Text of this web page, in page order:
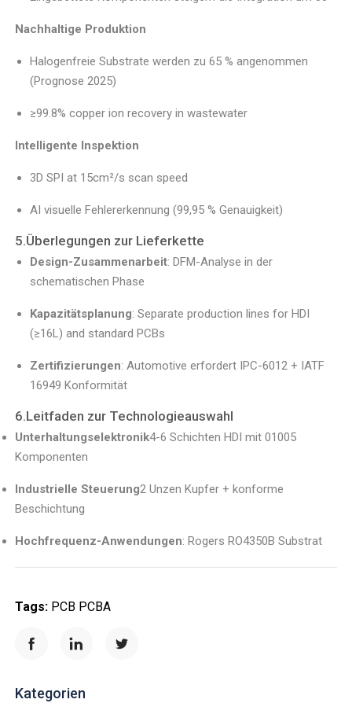
Nachhaltige Produktion
Halogenfreie Substrate werden zu 65 % angenommen
(Prognose 2025)
≥99.8% copper ion recovery in wastewater
Intelligente Inspektion
3D SPI at 15cm²/s scan speed
AI visuelle Fehlererkennung (99,95 % Genauigkeit)
5.Überlegungen zur Lieferkette
Design-Zusammenarbeit: DFM-Analyse in der
schematischen Phase
Kapazitätsplanung: Separate production lines for HDI
(≥16L) and standard PCBs
Zertifizierungen: Automotive erfordert IPC-6012 + IATF
16949 Konformität
6.Leitfaden zur Technologieauswahl
Unterhaltungselektronik4-6 Schichten HDI mit 01005
Komponenten
Industrielle Steuerung2 Unzen Kupfer + konforme
Beschichtung
Hochfrequenz-Anwendungen: Rogers RO4350B Substrat
Tags: PCB PCBA
Kategorien